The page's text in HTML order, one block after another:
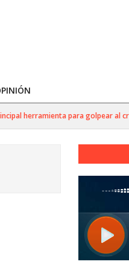
herramienta para golpear al